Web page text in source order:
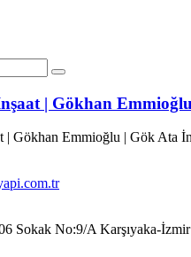
Sokak No:9/A Karşıyaka-İzmir